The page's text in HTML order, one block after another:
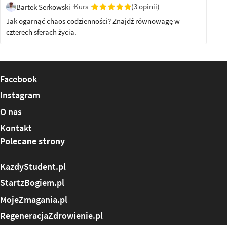
Bartek Serkowski Kurs
(3 opinii)
Jak ogarnąć chaos codzienności? Znajdź równowagę w
czterech sferach życia.
Facebook
Instagram
O nas
Kontakt
Polecane strony
KazdyStudent.pl
StartzBogiem.pl
MojeZmagania.pl
RegeneracjaZdrowienie.pl